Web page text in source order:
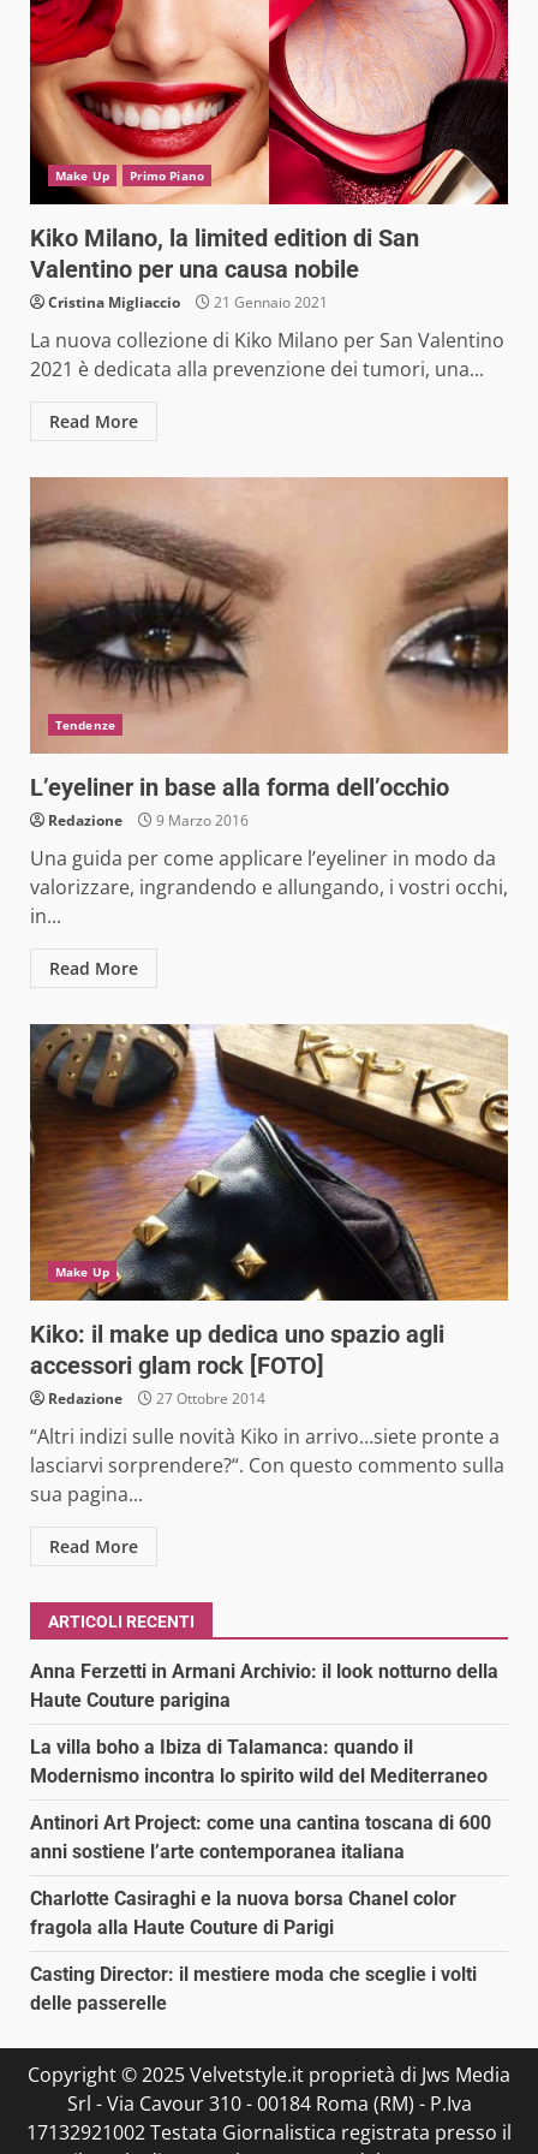
Make Up Primo Piano
Kiko Milano, la limited edition di San
Valentino per una causa nobile
Cristina Migliaccio 21 Gennaio 2021
La nuova collezione di Kiko Milano per San Valentino
2021 è dedicata alla prevenzione dei tumori, una...
Read More
Tendenze
L’eyeliner in base alla forma dell’occhio
Redazione 9 Marzo 2016
Una guida per come applicare l’eyeliner in modo da
valorizzare, ingrandendo e allungando, i vostri occhi,
in...
Read More
Make Up
Kiko: il make up dedica uno spazio agli
accessori glam rock [FOTO]
Redazione 27 Ottobre 2014
“Altri indizi sulle novità Kiko in arrivo…siete pronte a
lasciarvi sorprendere?“. Con questo commento sulla
sua pagina...
Read More
ARTICOLI RECENTI
Anna Ferzetti in Armani Archivio: il look notturno della
Haute Couture parigina
La villa boho a Ibiza di Talamanca: quando il
Modernismo incontra lo spirito wild del Mediterraneo
Antinori Art Project: come una cantina toscana di 600
anni sostiene l’arte contemporanea italiana
Charlotte Casiraghi e la nuova borsa Chanel color
fragola alla Haute Couture di Parigi
Casting Director: il mestiere moda che sceglie i volti
delle passerelle
Copyright © 2025 Velvetstyle.it proprietà di Jws Media
Srl - Via Cavour 310 - 00184 Roma (RM) - P.Iva
17132921002 Testata Giornalistica registrata presso il